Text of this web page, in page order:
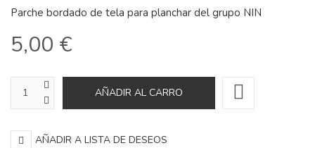
Parche bordado de tela para planchar del grupo NIN
5,00 €
AÑADIR A LISTA DE DESEOS